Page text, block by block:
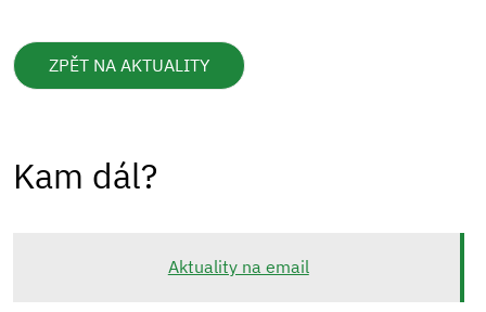
ZPĚT NA AKTUALITY
Kam dál?
Aktuality na email